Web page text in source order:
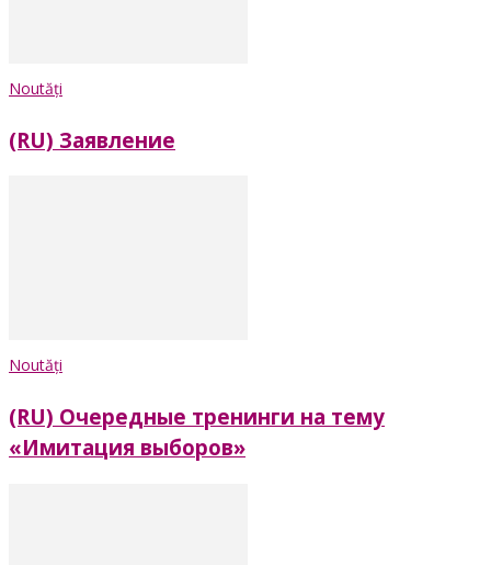
Noutăți
(RU) Заявление
Noutăți
(RU) Очередные тренинги на тему
«Имитация выборов»